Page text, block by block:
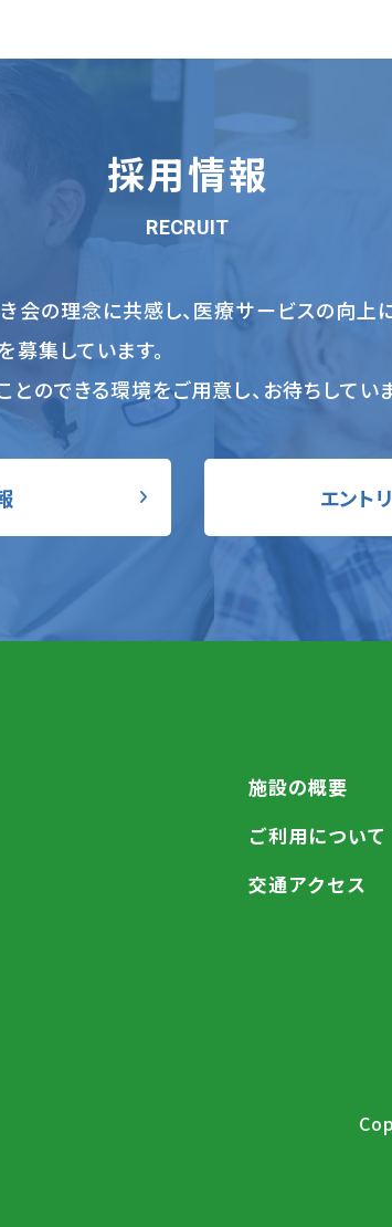
採用情報
RECRUIT
会の理念に共感し、医療サービスの向上
募集しています。
とのできる環境をご用意し、お待ちしていま
エント
施設の概要
ご利用について
交通アクセス